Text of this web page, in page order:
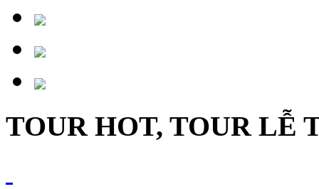
TOUR HOT, TOUR LỄ